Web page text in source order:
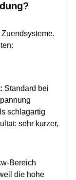
Standard bei
schlagartig
sehr kurzer,
Bereich
die hohe